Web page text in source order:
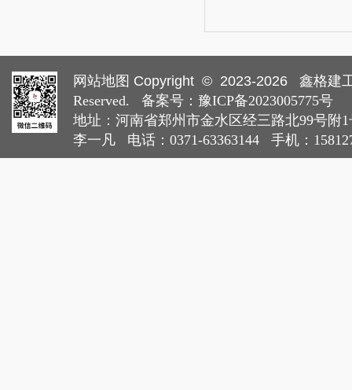
网站地图 Copyright © 2023-2026
鑫格建
Reserved. 备案号： 豫ICP备2023005775号
地址：河南省郑州市金水区经三路北99号附
李一凡 电话：0371-63363144 手机：